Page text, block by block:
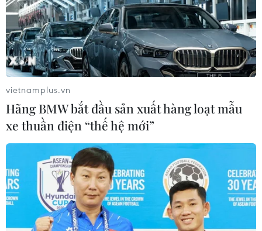
Tập đoàn năng lượng BP của Anh ngày 16/1 cho biết sẽ
trả thêm 1,7 tỷ USD trong khoản bồi thường trong quý
4/2017 cho sự cố tràn dầu tại Vịnh Mexico hồi năm
2010.
vietnamplus.vn
Hãng BMW bắt đầu sản xuất hàng loạt mẫu
xe thuần điện “thế hệ mới”